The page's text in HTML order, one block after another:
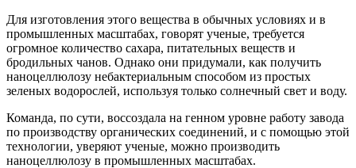
Для изготовления этого вещества в обычных условиях и в
промышленных масштабах, говорят ученые, требуется
огромное количество сахара, питательных веществ и
бродильных чанов. Однако они придумали, как получить
наноцеллюлозу небактериальным способом из простых
зеленых водорослей, используя только солнечный свет и воду.
Команда, по сути, воссоздала на генном уровне работу завода
по производству органических соединений, и с помощью этой
технологии, уверяют ученые, можно производить
наноцеллюлозу в промышленных масштабах.